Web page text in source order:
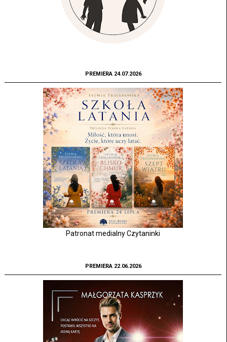
PREMIERA 24.07.2026
Patronat medialny Czytaninki
PREMIERA 22.06.2026